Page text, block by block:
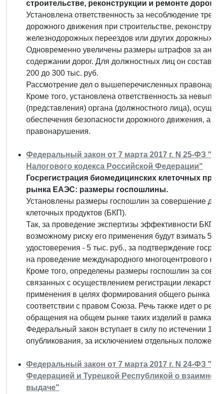
строительстве, реконструкции и ремонте дорог.
Установлена ответственность за несоблюдение
дорожного движения при строительстве,
железнодорожных переездов или других дорожных
Одновременно увеличены размеры штрафов за
содержании дорог. Для должностных лиц он
200 до 300 тыс. руб.
Рассмотрение дел о вышеперечисленных
Кроме того, установлена ответственность за
(представления) органа (должностного лица),
обеспечения безопасности дорожного движения, а
правонарушения.
Федеральный закон от 7 марта 2017 г. N 25-ФЗ
Налогового кодекса Российской Федерации"
Госрегистрация биомедицинских клеточных
рынка ЕАЭС: размеры госпошлины.
Установлены размеры госпошлин за совершение
клеточных продуктов (БКП).
Так, за проведение экспертизы эффективности
возможному риску его применения будут взимать
удостоверения - 5 тыс. руб., за подтверждение
на проведение международного многоцентрового
Кроме того, определены размеры госпошлин за
связанных с осуществлением регистрации
применения в целях формирования общего рынка
соответствии с правом Союза. Речь также идет о
обращения на общем рынке таких изделий в
Федеральный закон вступает в силу по истечении
опубликования, за исключением отдельных
Федеральный закон от 7 марта 2017 г. N 24-ФЗ
Федерацией и Турецкой Республикой о
выдаче"